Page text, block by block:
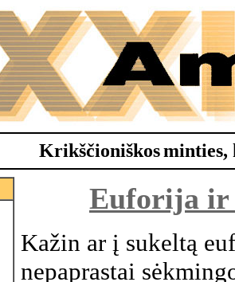
Krikščioniškosminties,
Euforija ir
Kažin ar į sukeltą
nepaprastai